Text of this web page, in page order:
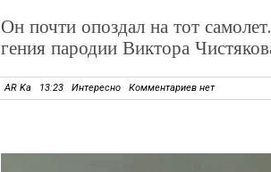
Он почти опоздал на тот
гения пародии Виктора
AR Ka 13:23 Интересно Комментариев нет